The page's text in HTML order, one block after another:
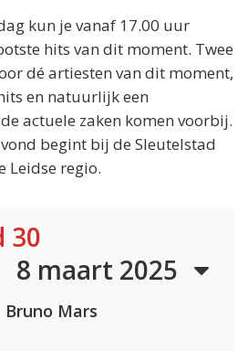
kun je vanaf 17.00 uur
hits van dit moment. Twee
dé artiesten van dit moment,
en natuurlijk een
actuele zaken komen voorbij.
begint bij de Sleutelstad
Leidse regio.
30
8 maart 2025
Bruno Mars